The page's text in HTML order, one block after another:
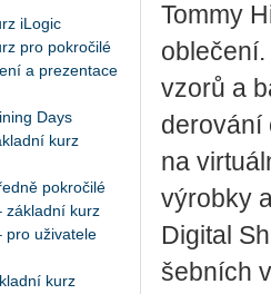
iLogic
pro pokročilé
a prezentace
Days
kurz
pokročilé
základní kurz
pro uživatele
kurz
Tommy
vzorů a
de­ro­vá­ní
na
vý­rob­ky
Di­gi­tal
šeb­ních